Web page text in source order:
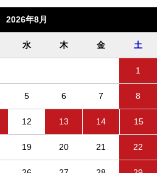
2026年8月
水 木 金 土
1
5 6 7 8
12 13 14 15
19 20 21 22